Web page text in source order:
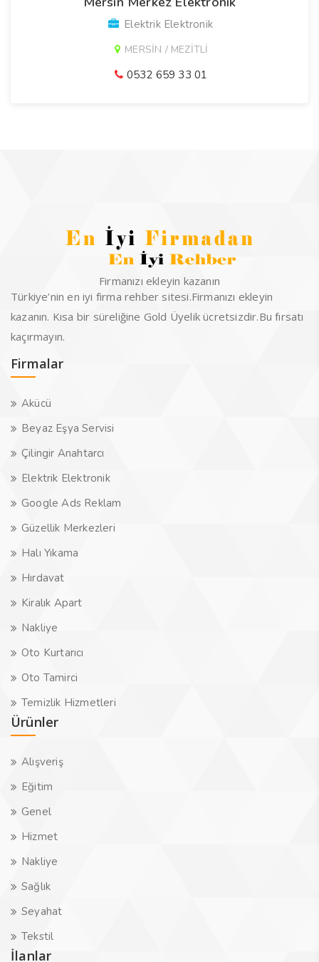
Elektrik Elektronik
MERSİN / MEZİTLİ
0532 659 33 01
Firmanızı ekleyin kazanın
Türkiye’nin en iyi firma rehber sitesi.Firmanızı ekleyin
kazanın. Kısa bir süreliğine Gold Üyelik ücretsizdir.Bu fırsatı
kaçırmayın.
Firmalar
Akücü
Beyaz Eşya Servisi
Çilingir Anahtarcı
Elektrik Elektronik
Google Ads Reklam
Güzellik Merkezleri
Halı Yıkama
Hırdavat
Kiralık Apart
Nakliye
Oto Kurtarıcı
Oto Tamirci
Temizlik Hizmetleri
Ürünler
Alışveriş
Eğitim
Genel
Hizmet
Nakliye
Sağlık
Seyahat
Tekstil
İlanlar